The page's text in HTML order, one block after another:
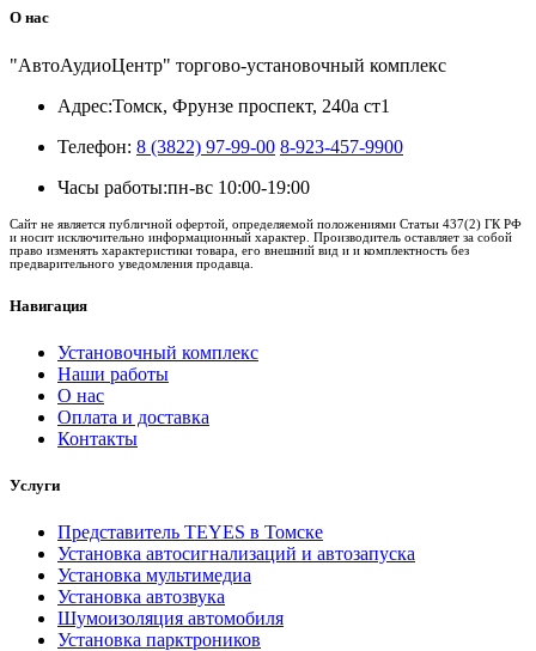
О нас
"АвтоАудиоЦентр" торгово-установочный комплекс
Адрес:Томск, Фрунзе проспект, 240а ст1
Телефон: 8 (3822) 97-99-00 8-923-457-9900
Часы работы:пн-вс 10:00-19:00
Сайт не является публичной офертой, определяемой положениями Статьи 437(2) ГК РФ
и носит исключительно информационный характер. Производитель оставляет за собой
право изменять характеристики товара, его внешний вид и и комплектность без
предварительного уведомления продавца.
Навигация
Установочный комплекс
Наши работы
О нас
Оплата и доставка
Контакты
Услуги
Представитель TEYES в Томске
Установка автосигнализаций и автозапуска
Установка мультимедиа
Установка автозвука
Шумоизоляция автомобиля
Установка парктроников